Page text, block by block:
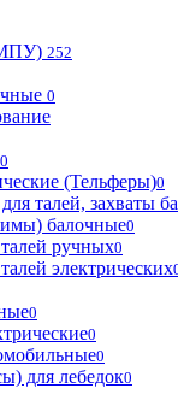
252
0
0
(Тельферы)0
талей, захваты
балочные0
ручных0
электрических
0
0
0
для лебедок0